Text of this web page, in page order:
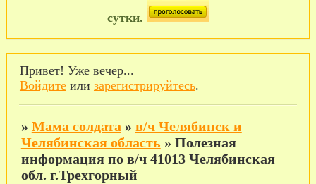
сутки.
Привет! Уже вечер...
Войдитеили зарегистрируйтесь.
» Мама солдата » в/ч Челябинск и
Челябинская область » Полезная
информация по в/ч 41013 Челябинская
обл. г.Трехгорный